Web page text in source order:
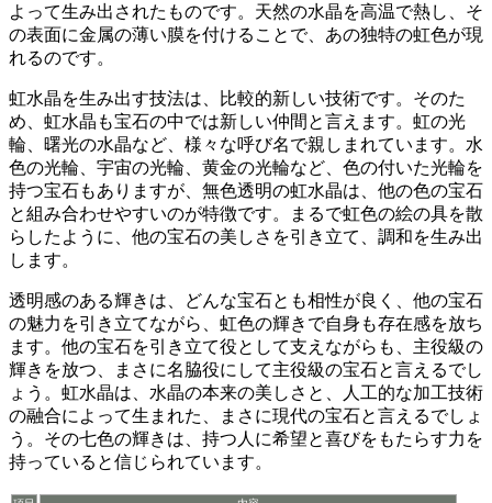
よって生み出されたものです。天然の水晶を高温で熱し、そ
の表面に金属の薄い膜を付けることで、あの独特の虹色が現
れるのです。
虹水晶を生み出す技法は、比較的新しい技術です。そのた
め、虹水晶も宝石の中では新しい仲間と言えます。虹の光
輪、曙光の水晶など、様々な呼び名で親しまれています。水
色の光輪、宇宙の光輪、黄金の光輪など、色の付いた光輪を
持つ宝石もありますが、 無色透明の虹水晶は、他の色の宝石
と組み合わせやすいのが特徴です。まるで虹色の絵の具を散
らしたように、他の宝石の美しさを引き立て、調和を生み出
します。
透明感のある輝きは、どんな宝石とも相性が良く、他の宝石
の魅力を引き立てながら、虹色の輝きで自身も存在感を放ち
ます。他の宝石を引き立て役として支えながらも、主役級の
輝きを放つ、まさに名脇役にして主役級の宝石と言えるでし
ょう。虹水晶は、水晶の本来の美しさと、人工的な加工技術
の融合によって生まれた、まさに現代の宝石と言えるでしょ
う。その七色の輝きは、持つ人に希望と喜びをもたらす力を
持っていると信じられています。